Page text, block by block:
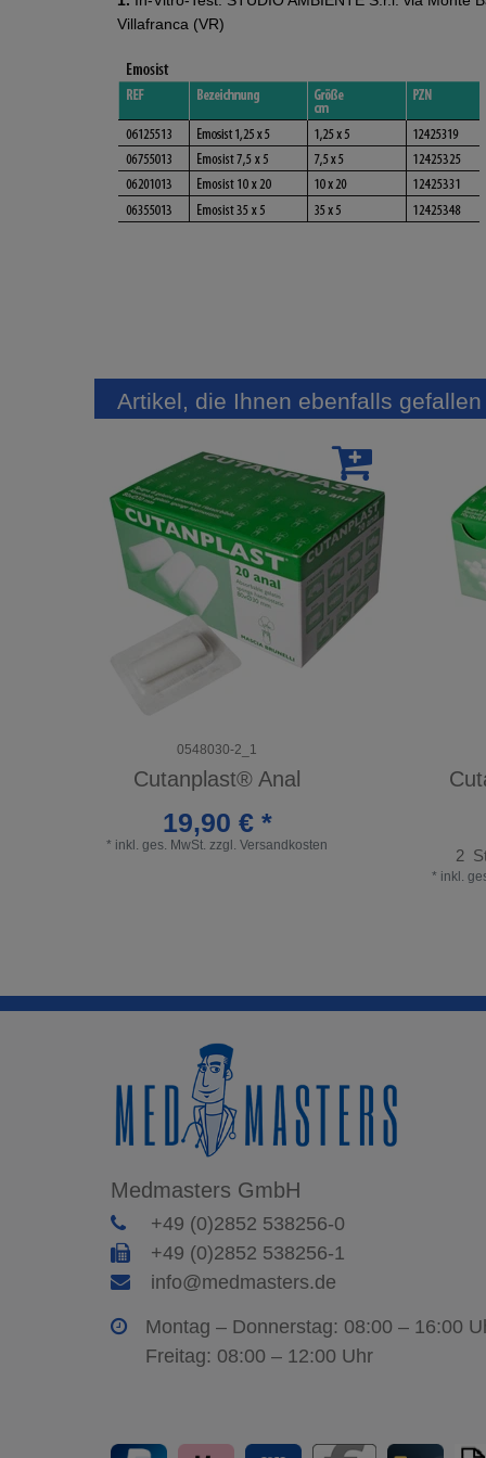
Villafranca (VR)
Artikel, die Ihnen ebenfalls
0548030-2_1
Cutanplast® Anal
19,90 € *
* inkl. ges. MwSt. zzgl.Versandkosten
2
* inkl.
Medmasters GmbH
+49 (0)2852 538256-0
+49 (0)2852 538256-1
info@medmasters.de
Montag – Donnerstag: 08:00 – 16:00
Freitag: 08:00 – 12:00 Uhr